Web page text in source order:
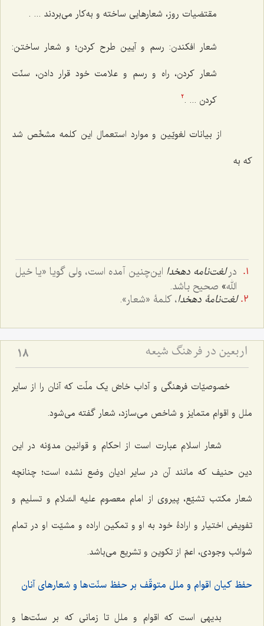
مقتضیات روز، شعارهایی ساخته و به‌کار می‌بردند ... .
شعار افکندن: رسم و آیین طرح کردن؛ و شعار ساختن:
شعار کردن، راه و رسم و علامت خود قرار دادن، سنّت
کردن ... .2
از بیانات لغویّین و موارد استعمال این کلمه مشخّص شد
که به
درلغت‌نامه دهخدا این‌چنین آمده است، ولی گویا «یا خیل
الله» صحیح باشد.
لغت‌نامۀ دهخدا، کلمۀ «شعار».
اربعین در فرهنگ شیعه 18
خصوصیّات فرهنگی و آداب خاصّ یک ملّت که آنان را از سایر
ملل و اقوام متمایز و شاخص می‌سازد، شعار گفته می‌شود.
شعار اسلام عبارت است از احکام و قوانین مدوّنه در این
دین حنیف که مانند آن در سایر ادیان وضع نشده است؛ چنانچه
شعار مکتب تشیّع، پیروی از امام معصوم علیه السّلام و تسلیم و
تفویض اختیار و ارادۀ خود به او و تمکین اراده و مشیّت او در تمام
شوائب وجودی، اعمّ از تکوین و تشریع می‌باشد.
حفظ کیان اقوام و ملل متوقّف بر حفظ سنّت‌ها و شعارهای آنان
بدیهی است که اقوام و ملل تا زمانی که بر سنّت‌ها و